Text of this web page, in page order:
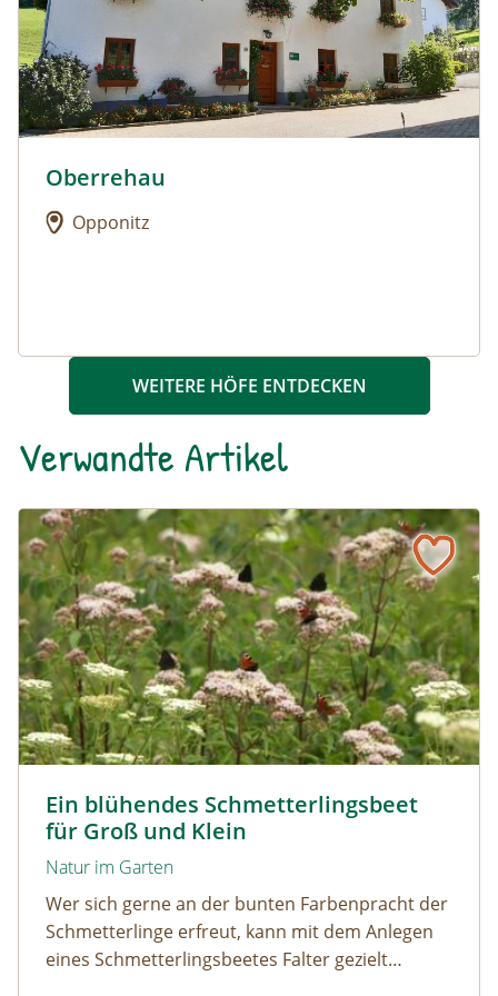
Urlaub am Bauernhof: Oberrehau
Oberrehau
Opponitz
WEITERE HÖFE ENTDECKEN
Verwandte Artikel
Ein blühendes Schmetterlingsbeet
für Groß und Klein
Natur im Garten
Wer sich gerne an der bunten Farbenpracht der
Schmetterlinge erfreut, kann mit dem Anlegen
eines Schmetterlingsbeetes Falter gezielt
Ein blühendes Schmetterlingsbeet für Groß und Klein